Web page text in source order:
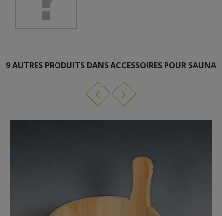
9 AUTRES PRODUITS DANS ACCESSOIRES POUR SAUNA